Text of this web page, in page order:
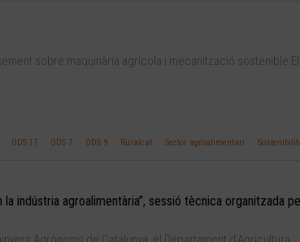
sobre maquinària agrícola i mecanització sostenible El
ODS 17 ODS 7 ODS 9 Ruralcat Sector agroalimentari
indústria agroalimentària”, sessió tècnica organitzada